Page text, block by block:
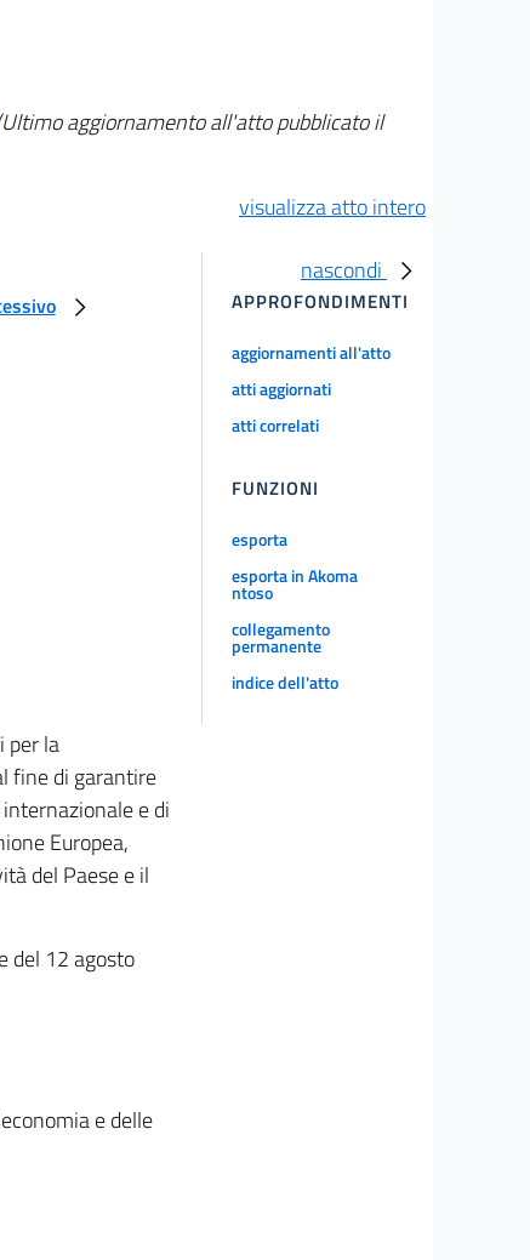
aggiornamento all'atto pubblicato il
visualizza atto intero
per la
fine di garantire
e di
Europea,
del Paese e il
del 12 agosto
e delle
nascondi
APPROFONDIMENTI
aggiornamenti all'atto
atti aggiornati
atti correlati
FUNZIONI
esporta
esporta in Akoma
ntoso
collegamento
permanente
indice dell'atto